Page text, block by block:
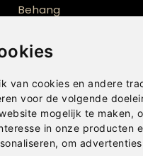
van cookies en andere
voor de volgende
mogelijk te maken,
in onze producten
, om
Behang
Shutters